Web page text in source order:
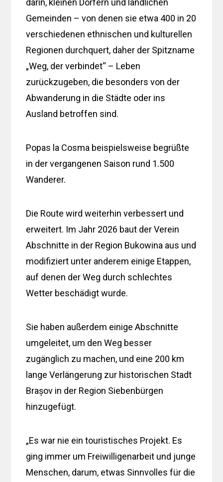
Gemeinden – von denen sie etwa 400 in 20
verschiedenen ethnischen und kulturellen
Regionen durchquert, daher der Spitzname
„Weg, der verbindet“ – Leben
zurückzugeben, die besonders von der
Abwanderung in die Städte oder ins
Ausland betroffen sind.
Popas la Cosma beispielsweise begrüßte
in der vergangenen Saison rund 1.500
Wanderer.
Die Route wird weiterhin verbessert und
erweitert. Im Jahr 2026 baut der Verein
Abschnitte in der Region Bukowina aus und
modifiziert unter anderem einige Etappen,
auf denen der Weg durch schlechtes
Wetter beschädigt wurde.
Sie haben außerdem einige Abschnitte
umgeleitet, um den Weg besser
zugänglich zu machen, und eine 200 km
lange Verlängerung zur historischen Stadt
Brașov in der Region Siebenbürgen
hinzugefügt.
„Es war nie ein touristisches Projekt. Es
ging immer um Freiwilligenarbeit und junge
Menschen, darum, etwas Sinnvolles für die